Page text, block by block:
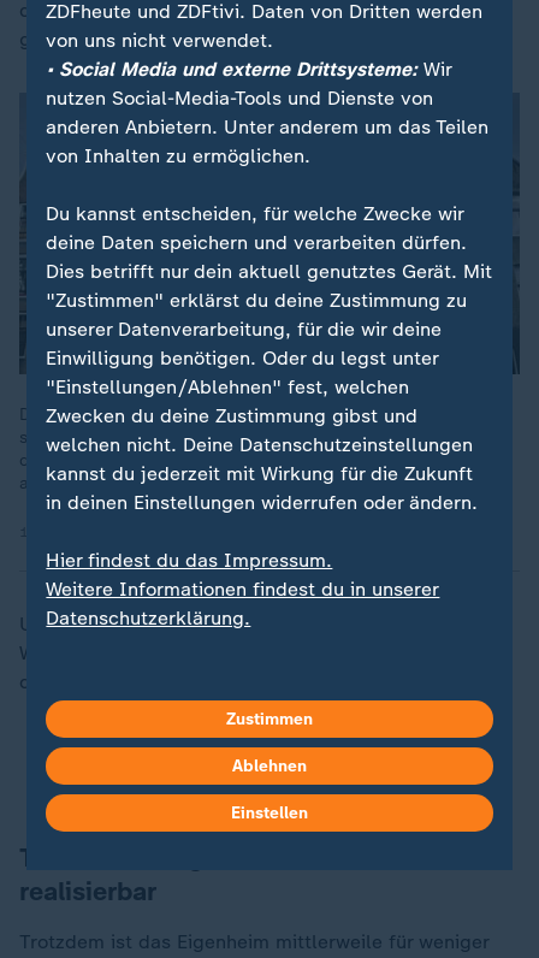
der Reallohn ist seit Anfang der 90er Jahre deutlich
gestiegen.
Der Traum vom Eigenheim – für viele droht er wegen
steigenden Kosten und hohen Zinsen zu platzen. Warum es in
den Niederlande deutlich günstiger und unkomplizierter
aussieht.
Unter dem Strich kommt das Institut der deutschen
Wirtschaft zu dem Schluss: Wohneigentum ist heute
deutlich günstiger als früher.
Traum vom Eigenheim: War früher alles besser?
Immobilien werden langsam wieder teurer
Traum vom Eigenheim oft nicht
realisierbar
Trotzdem ist das Eigenheim mittlerweile für weniger
ZDFheute und ZDFtivi. Daten von Dritten werden
von uns nicht verwendet.
• Social Media und externe Drittsysteme:Wir
nutzen Social-Media-Tools und Dienste von
anderen Anbietern. Unter anderem um das Teilen
von Inhalten zu ermöglichen.
Du kannst entscheiden, für welche Zwecke wir
deine Daten speichern und verarbeiten dürfen.
Dies betrifft nur dein aktuell genutztes Gerät. Mit
"Zustimmen" erklärst du deine Zustimmung zu
unserer Datenverarbeitung, für die wir deine
Einwilligung benötigen. Oder du legst unter
"Einstellungen/Ablehnen" fest, welchen
Zwecken du deine Zustimmung gibst und
welchen nicht. Deine Datenschutzeinstellungen
kannst du jederzeit mit Wirkung für die Zukunft
in deinen Einstellungen widerrufen oder ändern.
Hier findest du das Impressum.
Weitere Informationen findest du in unserer
Datenschutzerklärung.
Zustimmen
Ablehnen
Einstellen